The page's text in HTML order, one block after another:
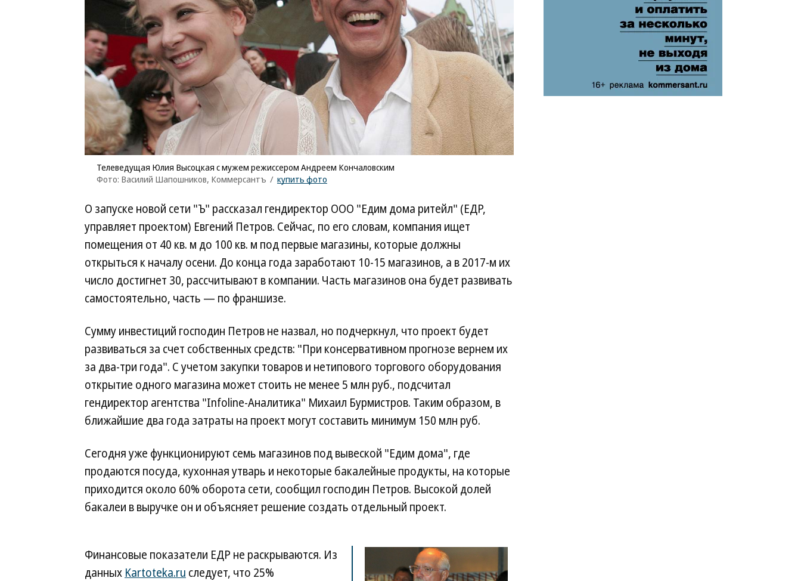
Телеведущая Юлия Высоцкая с мужем режиссером Андреем Кончаловским
Фото: Василий Шапошников, Коммерсантъ / купить фото
О запуске новой сети "Ъ" рассказал гендиректор ООО "Едим дома ритейл" (ЕДР,
управляет проектом) Евгений Петров. Сейчас, по его словам, компания ищет
помещения от 40 кв. м до 100 кв. м под первые магазины, которые должны
открыться к началу осени. До конца года заработают 10-15 магазинов, а в 2017-м их
число достигнет 30, рассчитывают в компании. Часть магазинов она будет развивать
самостоятельно, часть — по франшизе.
Сумму инвестиций господин Петров не назвал, но подчеркнул, что проект будет
развиваться за счет собственных средств: "При консервативном прогнозе вернем их
за два-три года". С учетом закупки товаров и нетипового торгового оборудования
открытие одного магазина может стоить не менее 5 млн руб., подсчитал
гендиректор агентства "Infoline-Аналитика" Михаил Бурмистров. Таким образом, в
ближайшие два года затраты на проект могут составить минимум 150 млн руб.
Сегодня уже функционируют семь магазинов под вывеской "Едим дома", где
продаются посуда, кухонная утварь и некоторые бакалейные продукты, на которые
приходится около 60% оборота сети, сообщил господин Петров. Высокой долей
бакалеи в выручке он и объясняет решение создать отдельный проект.
Финансовые показатели ЕДР не раскрываются. Из
данных Kartoteka.ru следует, что 25%